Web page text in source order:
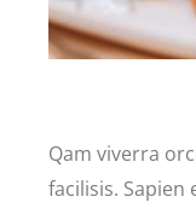
Qam viverra
facilisis.